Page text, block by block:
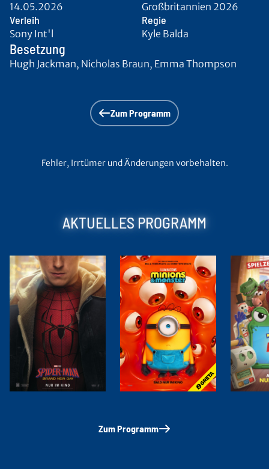
14.05.2026 Großbritannien 2026
Verleih
Sony Int'l
Regie
Kyle Balda
Besetzung
Hugh Jackman, Nicholas Braun, Emma Thompson
Zum Programm
Fehler, Irrtümer und Änderungen vorbehalten.
AKTUELLES PROGRAMM
Zum Programm